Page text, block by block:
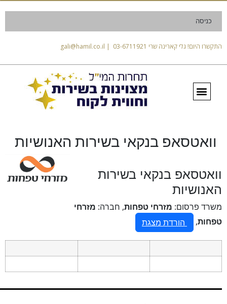
כניסה
התקשרו היום! גלי קארינה שרי 03-6711921 | gali@hamil.co.il
וואטסאפ בנקאי בשירות האנושיות
וואטסאפ בנקאי בשירות
האנושיות
משרד פרסום:מזרחי טפחות, חברה:מזרחי
טפחות, הורדת מצגת